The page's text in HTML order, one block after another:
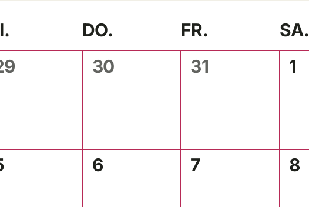
DO. FR. SA.
0
30
0
31
0
1
0
6
0
7
0
8